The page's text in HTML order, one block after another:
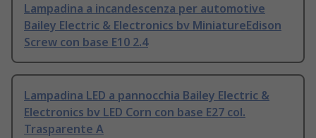
Lampadina a incandescenza per automotive
Bailey Electric & Electronics bv MiniatureEdison
Screw con base E10 2.4
Lampadina LED a pannocchia Bailey Electric &
Electronics bv LED Corn con base E27 col.
Trasparente A